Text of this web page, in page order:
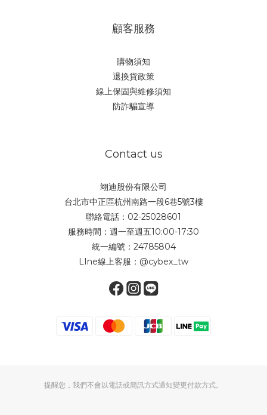
顧客服務
購物須知
退換貨政策
線上保固與維修須知
防詐騙宣導
Contact us
翊迪股份有限公司
台北市中正區杭州南路一段6巷5號3樓
聯絡電話：02-25028601
服務時間：週一至週五10:00-17:30
統一編號：24785804
LIne線上客服： @cybex_tw
提醒您，我們不會以電話或簡訊方式通知變更付款方式。